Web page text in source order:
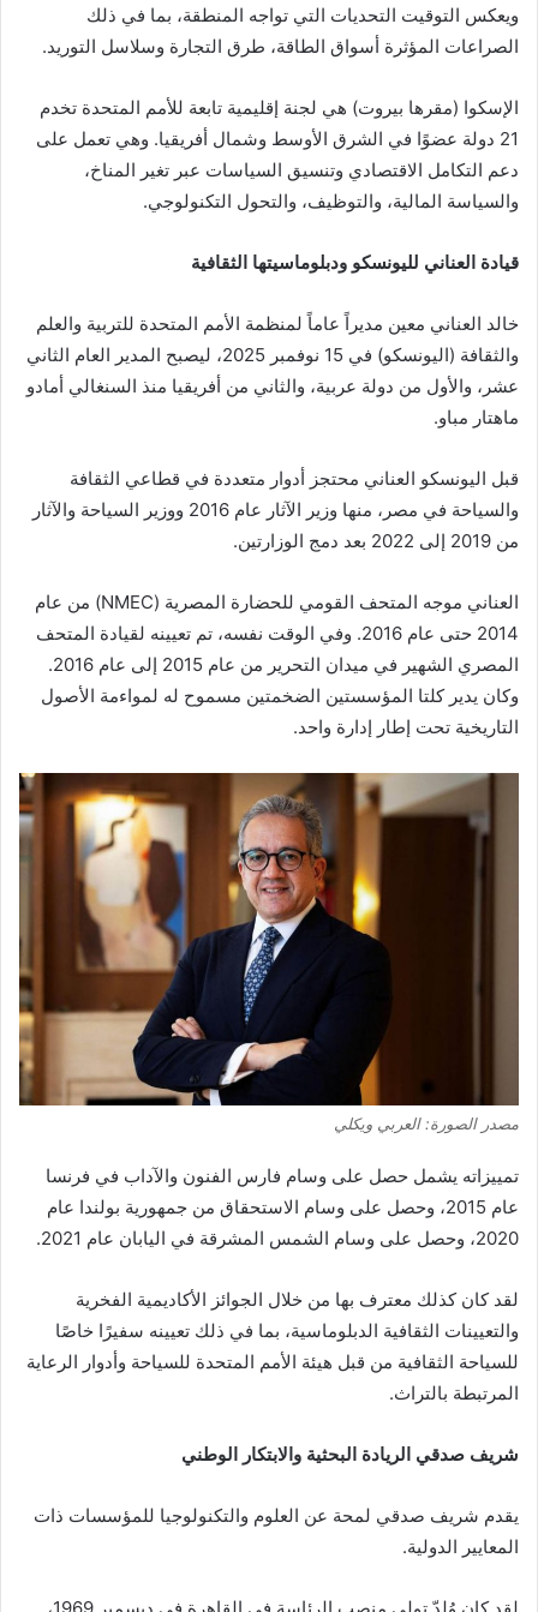
ويعكس التوقيت التحديات التي تواجه المنطقة، بما في ذلك
الصراعات المؤثرة أسواق الطاقة، طرق التجارة وسلاسل التوريد.
الإسكوا (مقرها بيروت) هي لجنة إقليمية تابعة للأمم المتحدة تخدم
21 دولة عضوًا في الشرق الأوسط وشمال أفريقيا. وهي تعمل على
دعم التكامل الاقتصادي وتنسيق السياسات عبر تغير المناخ،
والسياسة المالية، والتوظيف، والتحول التكنولوجي.
قيادة العناني لليونسكو ودبلوماسيتها الثقافية
خالد العناني معين مديراً عاماً لمنظمة الأمم المتحدة للتربية والعلم
والثقافة (اليونسكو) في 15 نوفمبر 2025، ليصبح المدير العام الثاني
عشر، والأول من دولة عربية، والثاني من أفريقيا منذ السنغالي أمادو
ماهتار مباو.
قبل اليونسكو العناني محتجز أدوار متعددة في قطاعي الثقافة
والسياحة في مصر، منها وزير الآثار عام 2016 ووزير السياحة والآثار
من 2019 إلى 2022 بعد دمج الوزارتين.
العناني موجه
المتحف القومي للحضارة المصرية (NMEC) من عام
2014 حتى عام 2016. وفي الوقت نفسه، تم تعيينه لقيادة المتحف
المصري الشهير في ميدان التحرير من عام 2015 إلى عام 2016.
وكان يدير كلتا المؤسستين الضخمتين مسموح له لمواءمة الأصول
التاريخية تحت إطار إدارة واحد.
مصدر الصورة: العربي ويكلي
تمييزاته يشمل حصل على وسام فارس الفنون والآداب في فرنسا
عام 2015، وحصل على وسام الاستحقاق من جمهورية بولندا عام
2020، وحصل على وسام الشمس المشرقة في اليابان عام 2021.
لقد كان كذلك معترف بها من خلال الجوائز الأكاديمية الفخرية
والتعيينات الثقافية الدبلوماسية، بما في ذلك تعيينه سفيرًا خاصًا
للسياحة الثقافية من قبل هيئة الأمم المتحدة للسياحة وأدوار الرعاية
المرتبطة بالتراث.
شريف صدقي الريادة البحثية والابتكار الوطني
يقدم شريف صدقي لمحة عن العلوم والتكنولوجيا للمؤسسات ذات
المعايير الدولية.